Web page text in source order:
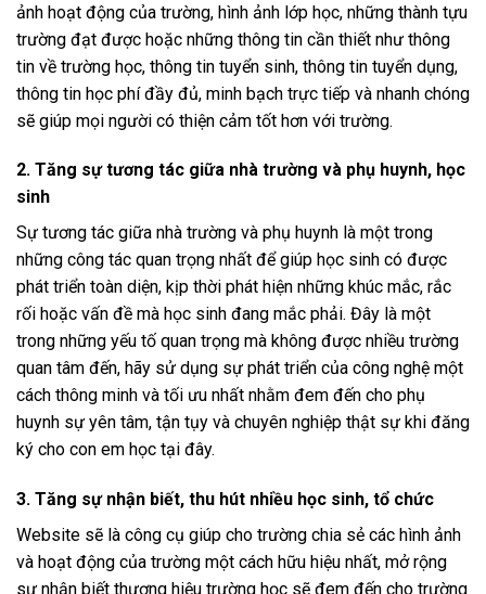
ảnh hoạt động của trường, hình ảnh lớp học, những thành tựu
trường đạt được hoặc những thông tin cần thiết như thông
tin về trường học, thông tin tuyển sinh, thông tin tuyển dụng,
thông tin học phí đầy đủ, minh bạch trực tiếp và nhanh chóng
sẽ giúp mọi người có thiện cảm tốt hơn với trường.
2. Tăng sự tương tác giữa nhà trường và phụ huynh, học
sinh
Sự tương tác giữa nhà trường và phụ huynh là một trong
những công tác quan trọng nhất để giúp học sinh có được
phát triển toàn diện, kịp thời phát hiện những khúc mắc, rắc
rối hoặc vấn đề mà học sinh đang mắc phải. Đây là một
trong những yếu tố quan trọng mà không được nhiều trường
quan tâm đến, hãy sử dụng sự phát triển của công nghệ một
cách thông minh và tối ưu nhất nhằm đem đến cho phụ
huynh sự yên tâm, tận tụy và chuyên nghiệp thật sự khi đăng
ký cho con em học tại đây.
3. Tăng sự nhận biết, thu hút nhiều học sinh, tổ chức
Website sẽ là công cụ giúp cho trường chia sẻ các hình ảnh
và hoạt động của trường một cách hữu hiệu nhất, mở rộng
sự nhận biết thương hiệu trường học sẽ đem đến cho trường